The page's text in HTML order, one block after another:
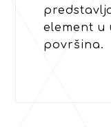
element u
površina.